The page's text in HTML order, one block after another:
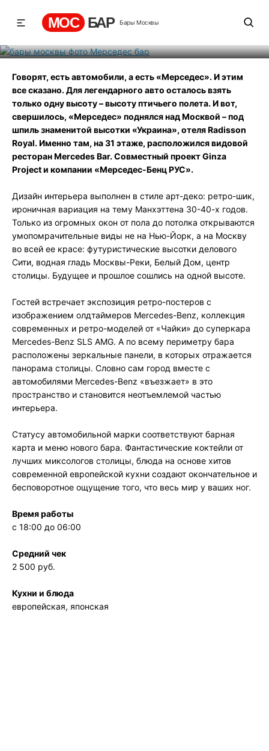
МОС БАР Бары Москвы
Мерседес бар
Говорят, есть автомобили, а есть «Мерседес». И этим
все сказано. Для легендарного авто осталось взять
только одну высоту – высоту птичьего полета. И вот,
свершилось, «Мерседес» поднялся над Москвой – под
шпиль знаменитой высотки «Украина», отеля Radisson
Royal. Именно там, на 31 этаже, расположился видовой
ресторан Mercedes Bar. Совместный проект Ginza
Project и компании «Мерседес-Бенц РУС».
Дизайн интерьера выполнен в стиле арт-деко: ретро-шик,
ироничная вариация на тему Манхэттена 30-40-х годов.
Только из огромных окон от пола до потолка открываются
умопомрачительные виды не на Нью-Йорк, а на Москву
во всей ее красе: футуристические высотки делового
Сити, водная гладь Москвы-Реки, Белый Дом, центр
столицы. Будущее и прошлое сошлись на одной высоте.
Гостей встречает экспозиция ретро-постеров с
изображением олдтаймеров Mercedes-Benz, коллекция
современных и ретро-моделей от «Чайки» до суперкара
Mercedes-Benz SLS AMG. А по всему периметру бара
расположены зеркальные панели, в которых отражается
панорама столицы. Словно сам город вместе с
автомобилями Mercedes-Benz «въезжает» в это
пространство и становится неотъемлемой частью
интерьера.
Статусу автомобильной марки соответствуют барная
карта и меню нового бара. Фантастические коктейли от
лучших миксологов столицы, блюда на основе хитов
современной европейской кухни создают окончательное и
бесповоротное ощущение того, что весь мир у ваших ног.
Время работы
с 18:00 до 06:00
Средний чек
2 500 руб.
Кухни и блюда
европейская, японская